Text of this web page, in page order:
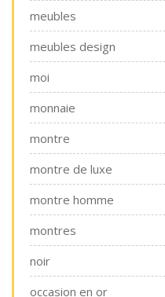
meubles
meubles design
moi
monnaie
montre
montre de luxe
montre homme
montres
noir
occasion en or